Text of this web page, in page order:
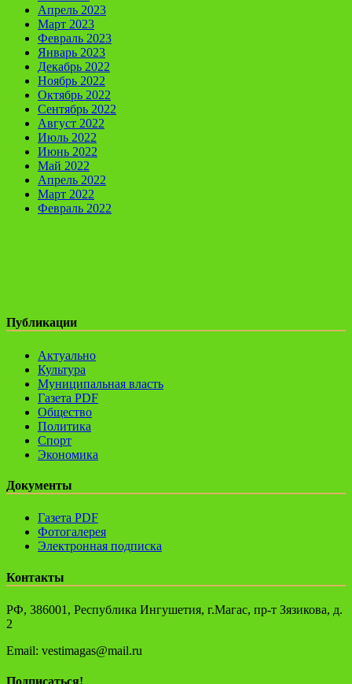
Апрель 2023
Март 2023
Февраль 2023
Январь 2023
Декабрь 2022
Ноябрь 2022
Октябрь 2022
Сентябрь 2022
Август 2022
Июль 2022
Июнь 2022
Май 2022
Апрель 2022
Март 2022
Февраль 2022
Публикации
Актуально
Культура
Муниципальная власть
Газета PDF
Общество
Политика
Спорт
Экономика
Документы
Газета PDF
Фотогалерея
Электронная подписка
Контакты
РФ, 386001, Республика Ингушетия, г.Магас, пр-т Зязикова, д.
2
Email: vestimagas@mail.ru
Подписаться!